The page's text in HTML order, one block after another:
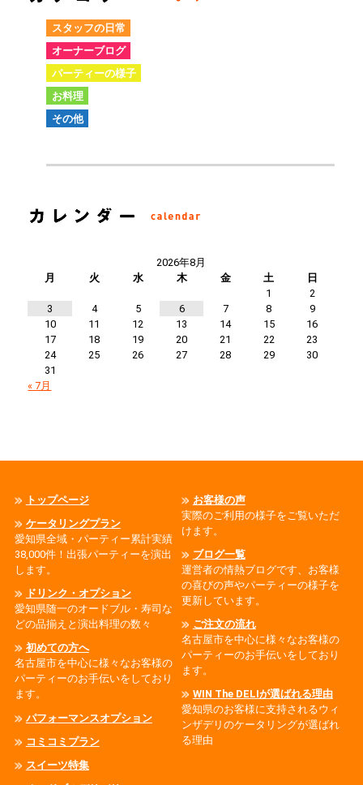
スタッフの日常
オーナーブログ
パーティーの様子
お料理
その他
2026年8月
月
火 水 木 金 土
日
1
2
3
4 5 6 7 8
9
10
11 12 13 14 15
16
17
18 19 20 21 22
23
24
25 26 27 28 29
30
31
« 7月
トップページ
ケータリングプラン
愛知県全域・パーティー累計実績
38,000件！出張パーティーを演出
します。
ドリンク・オプション
愛知県随一のオードブル・寿司な
どの品揃えと演出料理の数々
初めての方へ
名古屋市を中心に様々なお客様の
パーティーのお手伝いをしており
ます。
パフォーマンスオプション
コミコミプラン
スイーツ特集
お客様の声
実際のご利用の様子をご覧いただ
けます。
ブログ一覧
運営者の情熱ブログです、お客様
の喜びの声やパーティーの様子を
更新しています。
ご注文の流れ
名古屋市を中心に様々なお客様の
パーティーのお手伝いをしており
ます。
WIN The DELIが選ばれる理由
愛知県のお客様に支持されるウィ
ンザデリのケータリングが選ばれ
る理由